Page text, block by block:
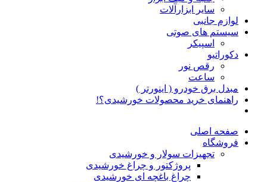
سایر ابزارآلات
لوازم جانبی
سیستم های صوتی
اسپیکر
دکوراتیو
رقص نور
ساعت
مبدل برق خودرو ( اینورتر )
راهنمای خرید محصولات خورشیدی؟!
صفحه اصلی
فروشگاه
تجهیزات سولار و خورشیدی
پروژکتور و چراغ خورشیدی
چراغ باغچه ای خورشیدی